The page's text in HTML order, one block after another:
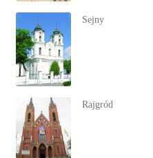
Sejny
Rajgród